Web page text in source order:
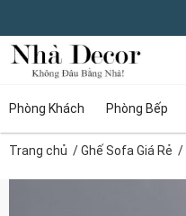
Phòng Khách Phòng Bếp
Trang chủ /Ghế Sofa Giá Rẻ /